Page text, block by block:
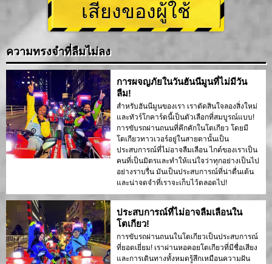
เสียงของผู้ใช้
ความทรงจำที่ลืมไม่ลง
การผจญภัยในวันฮันนีมูนที่ไม่มีวัน
ลืม!
สำหรับฮันนีมูนของเรา เราตัดสินใจลองสิ่งใหม่
และทัวร์โกคาร์ตนี้เป็นตัวเลือกที่สมบูรณ์แบบ!
การขับรถผ่านถนนที่คึกคักในโตเกียว โดยมี
โตเกียวทาวเวอร์อยู่ในสายตานั้นเป็น
ประสบการณ์ที่ไม่อาจลืมเลือน ไกด์ของเราเป็น
คนที่เป็นมิตรและทำให้แน่ใจว่าทุกอย่างเป็นไป
อย่างราบรื่น มันเป็นประสบการณ์ที่น่าตื่นเต้น
และน่าจดจำที่เราจะเก็บไว้ตลอดไป!
ประสบการณ์ที่ไม่อาจลืมเลือนใน
โตเกียว!
การขับรถผ่านถนนในโตเกียวเป็นประสบการณ์
ที่ยอดเยี่ยม! เราผ่านหอคอยโตเกียวที่มีชื่อเสียง
และการเดินทางทั้งหมดรู้สึกเหมือนความฝัน